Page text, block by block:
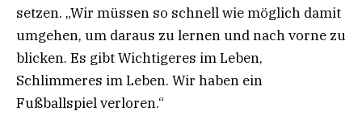
setzen. „Wir müssen so schnell wie möglich damit
umgehen, um daraus zu lernen und nach vorne zu
blicken. Es gibt Wichtigeres im Leben,
Schlimmeres im Leben. Wir haben ein
Fußballspiel verloren.“